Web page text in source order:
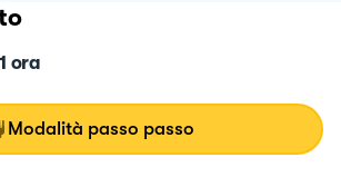
1 ora
Modalità passo passo